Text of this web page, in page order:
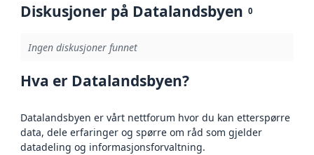
Diskusjoner på Datalandsbyen 0
Ingen diskusjoner funnet
Hva er Datalandsbyen?
Datalandsbyen er vårt nettforum hvor du kan etterspørre
data, dele erfaringer og spørre om råd som gjelder
datadeling og informasjonsforvaltning.